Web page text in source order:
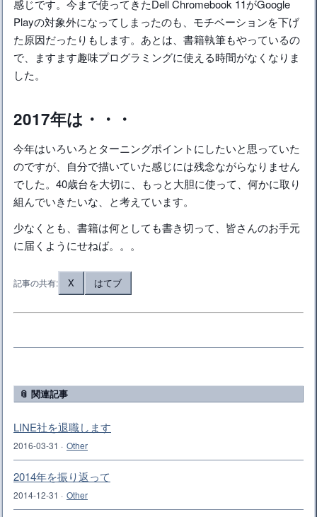
感じです。今まで使ってきたDell Chromebook 11がGoogle
Playの対象外になってしまったのも、モチベーションを下げ
た原因だったりもします。あとは、書籍執筆もやっているの
で、ますます趣味プログラミングに使える時間がなくなりま
した。
2017年は・・・
今年はいろいろとターニングポイントにしたいと思っていた
のですが、自分で描いていた感じには残念ながらなりません
でした。40歳台を大切に、もっと大胆に使って、何かに取り
組んでいきたいな、と考えています。
少なくとも、書籍は何としても書き切って、皆さんのお手元
に届くようにせねば。。。
記事の共有: X はてブ
📎 関連記事
LINE社を退職します
2016-03-31 · Other
2014年を振り返って
2014-12-31 · Other